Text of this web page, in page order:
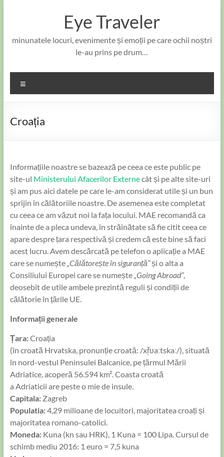
Eye Traveler
minunatele locuri, evenimente și emoții pe care ochii noștri
le-au prins pe drum…
Croația
Informațiile noastre se bazează pe ceea ce este public pe
site-ul Ministerului Afacerilor Externecât și pe alte site-uri
și am pus aici datele pe care le-am considerat utile și un bun
sprijin în călătoriile noastre. De asemenea este completat
cu ceea ce am văzut noi la fața locului. MAE recomandă ca
înainte de a pleca undeva, în străinătate să fie citit ceea ce
apare despre țara respectivă și credem că este bine să faci
acest lucru. Avem descărcată pe telefon o aplicație a MAE
care se numește„Călătorește în siguranță”și o alta a
Consiliului Europei care se numește„Going Abroad”,
deosebit de utile ambele prezintă reguli și condiții de
călătorie în țările UE.
Informații generale
Țara:Croația
(în croată Hrvatska, pronunție croată: /xř̩ʋaːtskaː/), situată
în nord-vestul Peninsulei Balcanice, pe țărmul Mării
Adriatice, acoperă 56.594 km². Coasta croată
a Adriaticii are peste o mie de insule.
Capitala:Zagreb
Populatia:4,29 milioane de locuitori, majoritatea croați și
majoritatea romano-catolici.
Moneda: Kuna (kn sau HRK), 1 Kuna = 100 Lipa. Cursul de
schimb mediu 2016: 1 euro = 7,5 kuna